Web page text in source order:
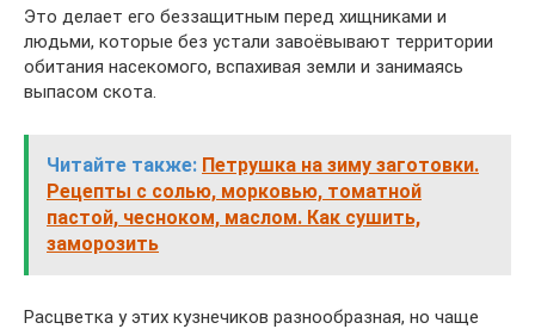
Это делает его беззащитным перед хищниками и
людьми, которые без устали завоёвывают территории
обитания насекомого, вспахивая земли и занимаясь
выпасом скота.
Читайте также: Петрушка на зиму заготовки.
Рецепты с солью, морковью, томатной
пастой, чесноком, маслом. Как сушить,
заморозить
Расцветка у этих кузнечиков разнообразная, но чаще